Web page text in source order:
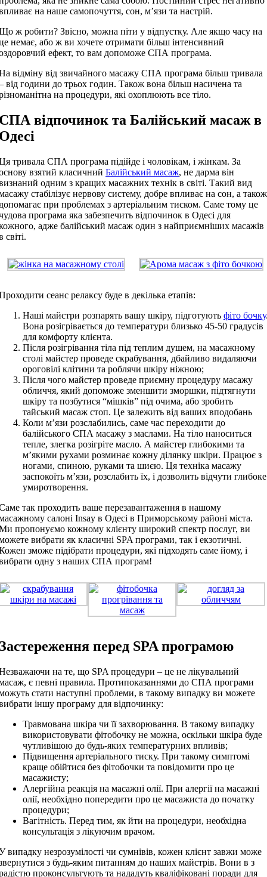
на наше самопочуття, сон, м’язи та настрій.
ж робити? Звісно, можна піти у відпустку. Але якщо часу на
немає, або ж ви хочете отримати більш інтенсивний
ефект, то вам допоможе СПА програма.
відміну від звичайного масажу СПА програма більш тривала
від години до трьох годин. Також вона більш насичена та
на процедури, які охоплюють все тіло.
відпочинок та Балійський масаж в
тривала СПА програма підійде і чоловікам, і жінкам. За
взятий класичний Балійський масаж, не дарма він
одним з кращих масажних технік в світі. Такий вид
стабілізує нервову систему, добре впливає на сон, а також
при проблемах з артеріальним тиском. Саме тому це
програма яка забезпечить відпочинок в Одесі для
адже балійський масаж один з найприємніших масажів
світі.
сеанс релаксу буде в декілька етапів:
Наші майстри розпарять вашу шкіру, підготують фіто бочку
Вона розігрівається до температури близько 45-50 градусів
для комфорту клієнта.
Після розігрівання тіла під теплим душем, на масажному
столі майстер проведе скрабування, дбайливо видаляючи
ороговілі клітини та роблячи шкіру ніжною;
Після чого майстер проведе приємну процедуру масажу
обличчя, який допоможе зменшити зморшки, підтягнути
шкіру та позбутися “мішків” під очима, або зробить
тайський масаж стоп. Це залежить від ваших вподобань
Коли м’язи розслабились, саме час переходити до
балійського СПА масажу з маслами. На тіло наноситься
тепле, злегка розігріте масло. А майстер глибокими та
м’якими рухами розминає кожну ділянку шкіри. Працює з
ногами, спиною, руками та шиєю. Ця техніка масажу
заспокоїть м’язи, розслабить їх, і дозволить відчути глибоке
умиротворення.
так проходить ваше перезавантаження в нашому
салоні Insaу в Одесі в Приморському районі міста.
пропонуємо кожному клієнту широкий спектр послуг, ви
вибрати як класичні SPA програми, так і екзотичні.
зможе підібрати процедури, які підходять саме йому, і
одну з наших СПА програм!
перед SPA програмою
на те, що SPA процедури – це не лікувальний
є певні правила. Протипоказаннями до СПА програми
стати наступні проблеми, в такому випадку ви можете
іншу програму для відпочинку:
Травмована шкіра чи її захворювання. В такому випадку
використовувати фітобочку не можна, оскільки шкіра буде
чутливішою до будь-яких температурних впливів;
Підвищення артеріального тиску. При такому симптомі
краще обійтися без фітобочки та повідомити про це
масажисту;
Алергійна реакція на масажні олії. При алергії на масажні
олії, необхідно попередити про це масажиста до початку
процедури;
Вагітність. Перед тим, як йти на процедури, необхідна
консультація з лікуючим врачом.
випадку незрозумілості чи сумнівів, кожен клієнт завжи може
з будь-яким питанням до наших майстрів. Вони в з
проконсультують та нададуть кваліфіковані поради для